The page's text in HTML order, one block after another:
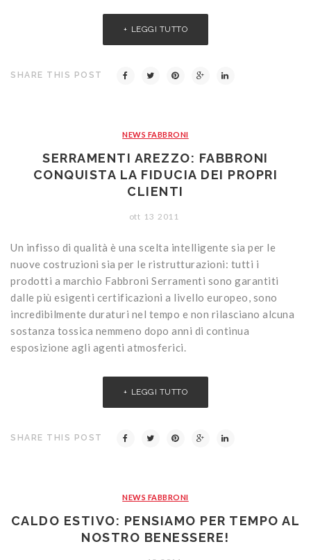
LEGGI TUTTO
SHARE THIS POST
NEWS FABBRONI
SERRAMENTI AREZZO: FABBRONI
CONQUISTA LA FIDUCIA DEI PROPRI
CLIENTI
ott 13 2011
Un infisso di qualità è una scelta intelligente sia per le
nuove costruzioni sia per le ristrutturazioni: tutti i
prodotti a marchio Fabbroni Serramenti sono garantiti
dalle più esigenti certificazioni a livello europeo, sono
incredibilmente duraturi nel tempo e non rilasciano alcuna
sostanza tossica nemmeno dopo anni di continua
esposizione agli agenti atmosferici.
LEGGI TUTTO
SHARE THIS POST
NEWS FABBRONI
CALDO ESTIVO: PENSIAMO PER TEMPO AL
NOSTRO BENESSERE!